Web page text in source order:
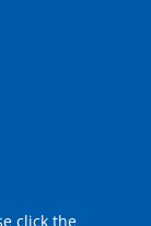
click the